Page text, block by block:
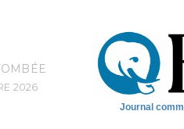
2026
Journal